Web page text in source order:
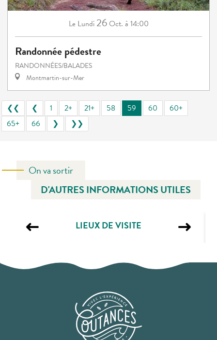
Le Lundi 26 Oct. à 14:00
Randonnée pédestre
RANDONNÉES/BALADES
Montmartin-sur-Mer
❮❮ ❮ 1 2+ 21+ 58 59 60
60+
65+
66 ❯ ❯❯
On va sortir
D'AUTRES INFORMATIONS UTILES
LIEUX DE VISITE